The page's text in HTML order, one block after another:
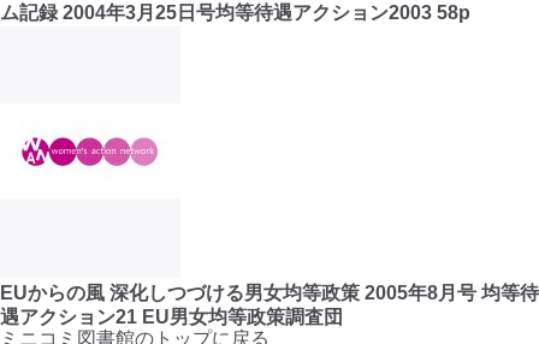
ム記録 2004年3月25日号均等待遇アクション2003 58p
EUからの風 深化しつづける男女均等政策 2005年8月号 均等待
遇アクション21 EU男女均等政策調査団
ミニコミ図書館のトップに戻る